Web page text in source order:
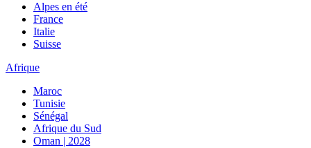
Alpes en été
France
Italie
Suisse
Afrique
Maroc
Tunisie
Sénégal
Afrique du Sud
Oman | 2028